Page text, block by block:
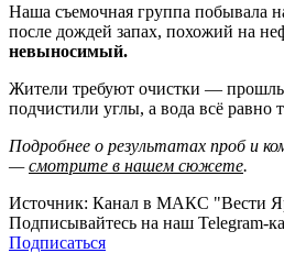
Наша съемочная группа побывала
после дождей запах, похожий на
невыносимый.
Жители требуют очистки —
подчистили углы, а вода всё равно
Подробнее о результатах проб и
—смотрите в нашем сюжете.
Источник: Канал в МАКС "Вести
Подписывайтесь на наш Telegram-
Подписаться